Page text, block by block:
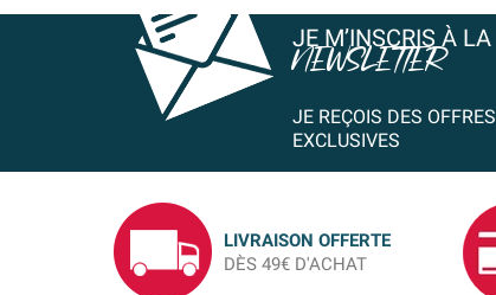
JE M’INSCRIS À LA
NEWSLETTER
JE REÇOIS DES OFFRES
EXCLUSIVES
LIVRAISON OFFERTE
DÈS 49€ D'ACHAT